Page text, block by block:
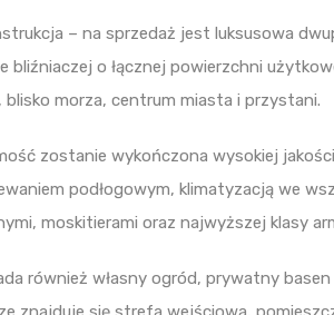
– na sprzedaż jest luksusowa
bliźniaczej o łącznej powierzchni
blisko morza, centrum miasta i przystani.
zostanie wykończona wysokiej
podłogowym, klimatyzacją we
moskitierami oraz najwyższej klasy
również własny ogród, prywatny